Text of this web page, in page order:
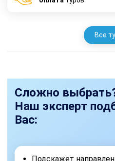
Все
Сложно
Наш эксперт
Вас:
Подскажет